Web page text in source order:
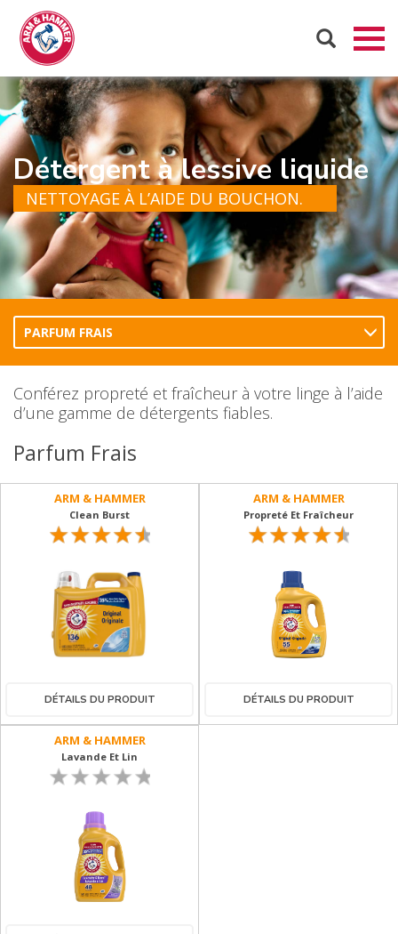
Détergent à lessive liquide
NETTOYAGE À L’AIDE DU BOUCHON.
PARFUM FRAIS
Conférez propreté et fraîcheur à votre linge à l’aide
d’une gamme de détergents fiables.
Parfum Frais
ARM & HAMMER
Clean Burst
DÉTAILS DU PRODUIT
ARM & HAMMER
Propreté Et Fraîcheur
DÉTAILS DU PRODUIT
ARM & HAMMER
Lavande Et Lin